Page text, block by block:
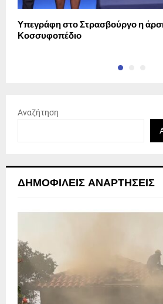
Υπεγράφη στο Στρασβούργο η άρση
Κοσσυφοπέδιο
Αναζήτηση
ΔΗΜΟΦΙΛΕΊΣ ΑΝΑΡΤΉΣΕΙΣ